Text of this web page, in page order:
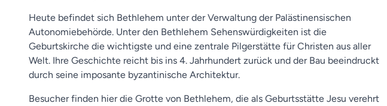
Heute befindet sich Bethlehem unter der Verwaltung der Palästinensischen
Autonomiebehörde. Unter den Bethlehem Sehenswürdigkeiten ist die
Geburtskirche die wichtigste und eine zentrale Pilgerstätte für Christen aus aller
Welt. Ihre Geschichte reicht bis ins 4. Jahrhundert zurück und der Bau beeindruckt
durch seine imposante byzantinische Architektur.
Besucher finden hier die Grotte von Bethlehem, die als Geburtsstätte Jesu verehrt